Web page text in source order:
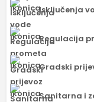
Isključenja
Regulacija
Gradski
Sanitarna i